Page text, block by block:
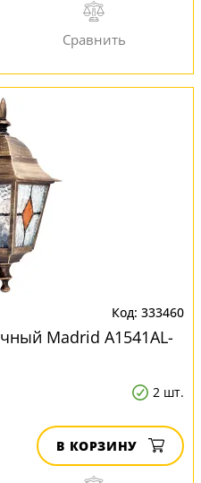
333460
Madrid A1541AL-
2 шт.
В КОРЗИНУ